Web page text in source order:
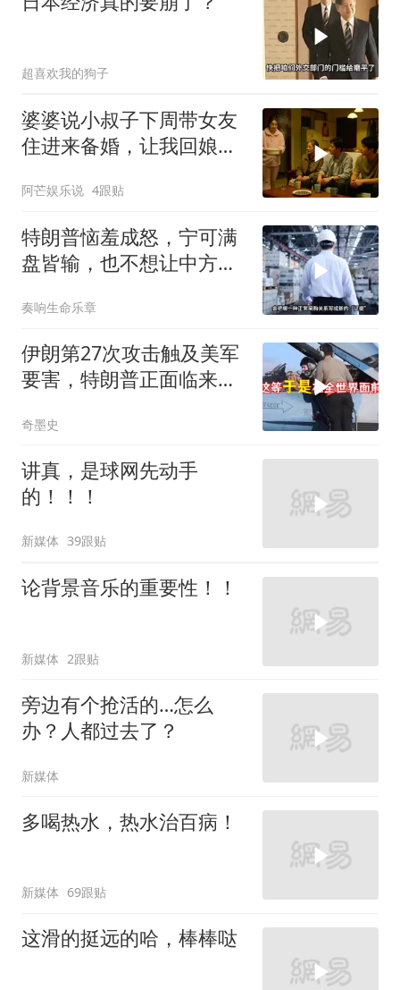
超喜欢我的狗子
婆婆说小叔子下周带女友
住进来备婚，让我回娘家
阿芒娱乐说 4跟贴
特朗普恼羞成怒，宁可满
盘皆输，也不想让中方供
奏响生命乐章
伊朗第27次攻击触及美军
要害，特朗普正面临来自
奇墨史
讲真，是球网先动手
的！！！
新媒体 39跟贴
论背景音乐的重要性！！
新媒体 2跟贴
旁边有个抢活的…怎么
办？人都过去了？
新媒体
多喝热水，热水治百病！
新媒体 69跟贴
这滑的挺远的哈，棒棒哒